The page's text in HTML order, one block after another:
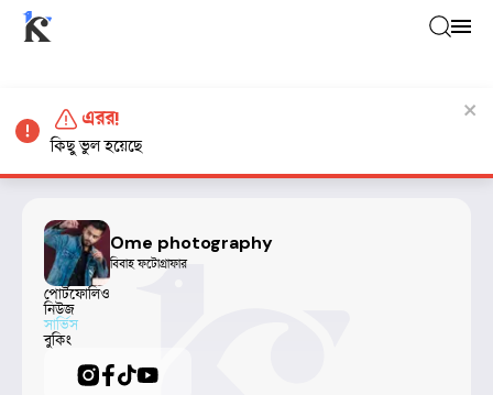
Ome photography
বিবাহ ফটোগ্রাফার
পোর্টফোলিও
নিউজ
সার্ভিস
বুকিং
এরর!
কিছু ভুল হয়েছে